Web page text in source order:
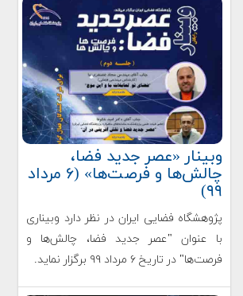
وبینار «عصر جدید فضا،
چالش‌ها و فرصت‌ها» (۶ مرداد
۹۹)
پژوهشگاه فضایی ایران در نظر دارد وبیناری
با عنوان "عصر جدید فضا، چالش‌ها و
فرصت‌ها" در تاریخ ۶ مرداد ۹۹ برگزار نماید.